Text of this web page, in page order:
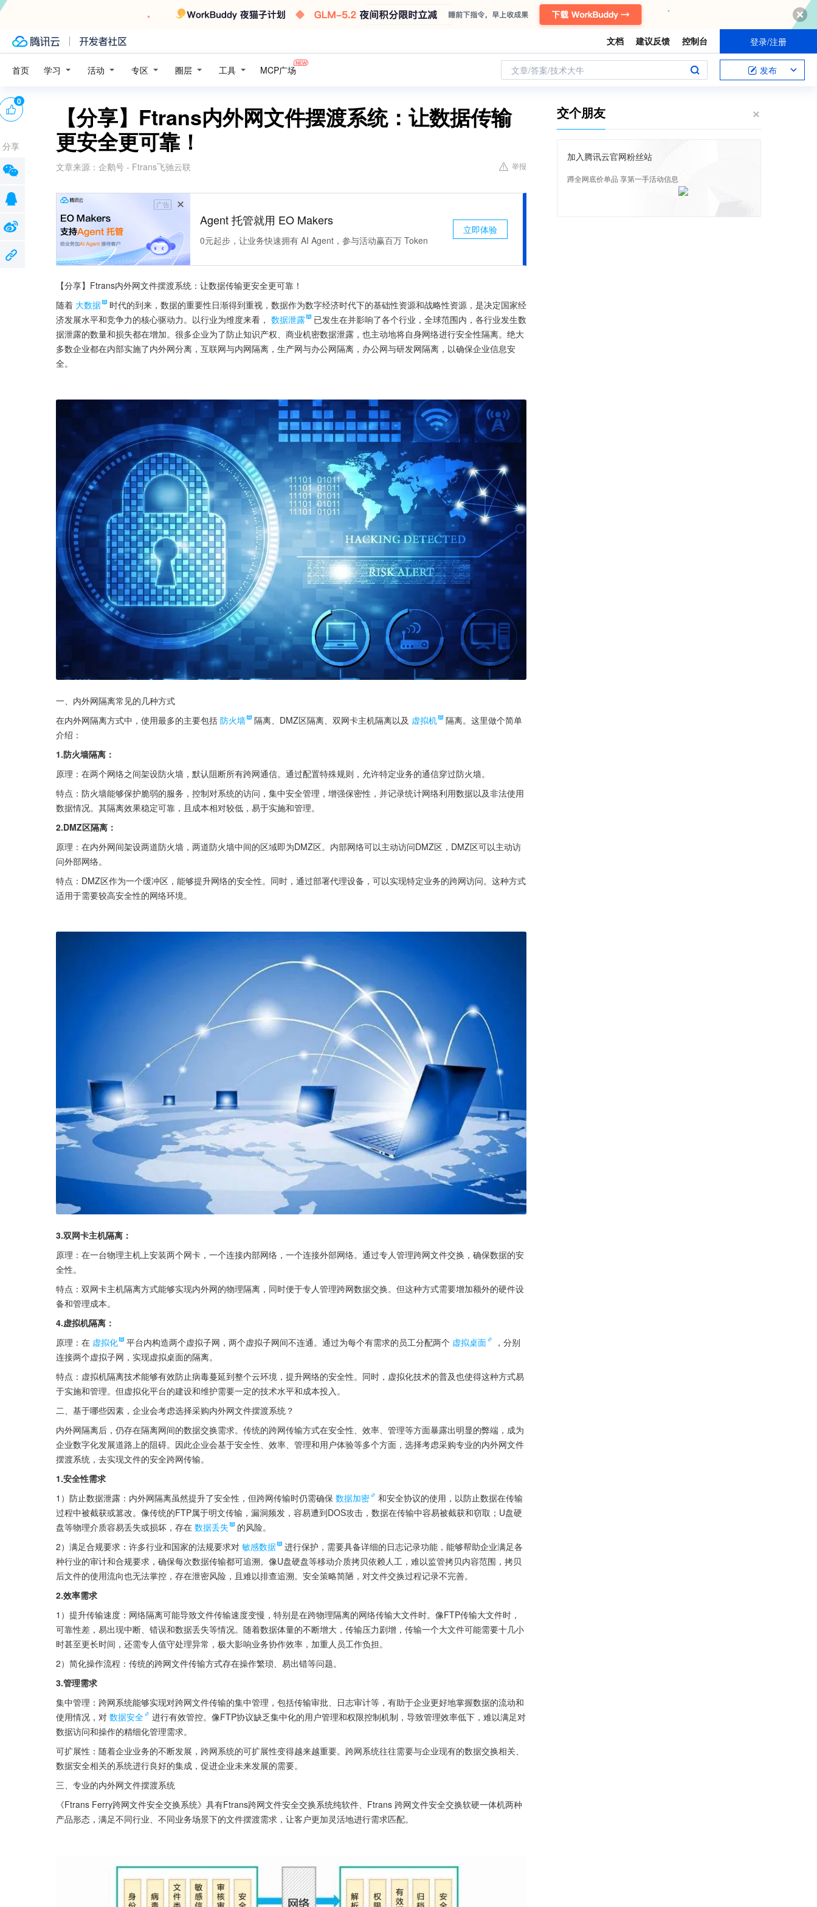
文档 建议反馈 控制台 登录/注册
首页 学习 活动 专区 圈层 工具 MCP广场 文章/答案/技术大牛 发布
【分享】Ftrans内外网文件摆渡系统：让数据传输
更安全更可靠！
文章来源： 企鹅号 - Ftrans飞驰云联 举报
广告
Agent 托管就用 EO Makers
0元起步，让业务快速拥有 AI Agent，参与活动赢百万 Token
立即体验
【分享】Ftrans内外网文件摆渡系统：让数据传输更安全更可靠！
随着 大数据
时代的到来，数据的重要性日渐得到重视，数据作为数字经济时代下的基础性资源和战略性资源，是决定国家经
济发展水平和竞争力的核心驱动力。以行业为维度来看， 数据泄露
已发生在并影响了各个行业，全球范围内，各行业发生数
据泄露的数量和损失都在增加。很多企业为了防止知识产权、商业机密数据泄露，也主动地将自身网络进行安全性隔离。绝大
多数企业都在内部实施了内外网分离，互联网与内网隔离，生产网与办公网隔离，办公网与研发网隔离，以确保企业信息安
全。
一、内外网隔离常见的几种方式
在内外网隔离方式中，使用最多的主要包括 防火墙 隔离、DMZ区隔离、双网卡主机隔离以及 虚拟机
隔离。这里做个简单
介绍：
1.防火墙隔离：
原理：在两个网络之间架设防火墙，默认阻断所有跨网通信。通过配置特殊规则，允许特定业务的通信穿过防火墙。
特点：防火墙能够保护脆弱的服务，控制对系统的访问，集中安全管理，增强保密性，并记录统计网络利用数据以及非法使用
数据情况。其隔离效果稳定可靠，且成本相对较低，易于实施和管理。
2.DMZ区隔离：
原理：在内外网间架设两道防火墙，两道防火墙中间的区域即为DMZ区。内部网络可以主动访问DMZ区，DMZ区可以主动访
问外部网络。
特点：DMZ区作为一个缓冲区，能够提升网络的安全性。同时，通过部署代理设备，可以实现特定业务的跨网访问。这种方式
适用于需要较高安全性的网络环境。
3.双网卡主机隔离：
原理：在一台物理主机上安装两个网卡，一个连接内部网络，一个连接外部网络。通过专人管理跨网文件交换，确保数据的安
全性。
特点：双网卡主机隔离方式能够实现内外网的物理隔离，同时便于专人管理跨网数据交换。但这种方式需要增加额外的硬件设
备和管理成本。
4.虚拟机隔离：
原理：在 虚拟化 平台内构造两个虚拟子网，两个虚拟子网间不连通。通过为每个有需求的员工分配两个 虚拟桌面
，分别
连接两个虚拟子网，实现虚拟桌面的隔离。
特点：虚拟机隔离技术能够有效防止病毒蔓延到整个云环境，提升网络的安全性。同时，虚拟化技术的普及也使得这种方式易
于实施和管理。但虚拟化平台的建设和维护需要一定的技术水平和成本投入。
二、基于哪些因素，企业会考虑选择采购内外网文件摆渡系统？
内外网隔离后，仍存在隔离网间的数据交换需求。传统的跨网传输方式在安全性、效率、管理等方面暴露出明显的弊端，成为
企业数字化发展道路上的阻碍。因此企业会基于安全性、效率、管理和用户体验等多个方面，选择考虑采购专业的内外网文件
摆渡系统，去实现文件的安全跨网传输。
1.安全性需求
1）防止数据泄露：内外网隔离虽然提升了安全性，但跨网传输时仍需确保 数据加密
和安全协议的使用，以防止数据在传输
过程中被截获或篡改。像传统的FTP属于明文传输，漏洞频发，容易遭到DOS攻击，数据在传输中容易被截获和窃取；U盘硬
盘等物理介质容易丢失或损坏，存在 数据丢失
的风险。
2）满足合规要求：许多行业和国家的法规要求对 敏感数据
进行保护，需要具备详细的日志记录功能，能够帮助企业满足各
种行业的审计和合规要求，确保每次数据传输都可追溯。像U盘硬盘等移动介质拷贝依赖人工，难以监管拷贝内容范围，拷贝
后文件的使用流向也无法掌控，存在泄密风险，且难以排查追溯。安全策略简陋，对文件交换过程记录不完善。
2.效率需求
1）提升传输速度：网络隔离可能导致文件传输速度变慢，特别是在跨物理隔离的网络传输大文件时。像FTP传输大文件时，
可靠性差，易出现中断、错误和数据丢失等情况。随着数据体量的不断增大，传输压力剧增，传输一个大文件可能需要十几小
时甚至更长时间，还需专人值守处理异常，极大影响业务协作效率，加重人员工作负担。
2）简化操作流程：传统的跨网文件传输方式存在操作繁琐、易出错等问题。
3.管理需求
集中管理：跨网系统能够实现对跨网文件传输的集中管理，包括传输审批、日志审计等，有助于企业更好地掌握数据的流动和
使用情况，对 数据安全
进行有效管控。像FTP协议缺乏集中化的用户管理和权限控制机制，导致管理效率低下，难以满足对
数据访问和操作的精细化管理需求。
可扩展性：随着企业业务的不断发展，跨网系统的可扩展性变得越来越重要。跨网系统往往需要与企业现有的数据交换相关、
数据安全相关的系统进行良好的集成，促进企业未来发展的需要。
三、专业的内外网文件摆渡系统
《Ftrans Ferry跨网文件安全交换系统》具有Ftrans跨网文件安全交换系统纯软件、Ftrans 跨网文件安全交换软硬一体机两种
产品形态，满足不同行业、不同业务场景下的文件摆渡需求，让客户更加灵活地进行需求匹配。
0
分享
交个朋友
加入腾讯云官网粉丝站
蹲全网底价单品 享第一手活动信息